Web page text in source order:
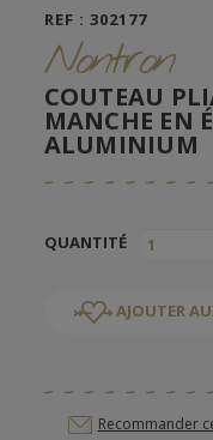
REF : 302177
Nontron
COUTEAU
MANCHE EN
ALUMINIUM
QUANTITÉ
AJOUTER
Recommander